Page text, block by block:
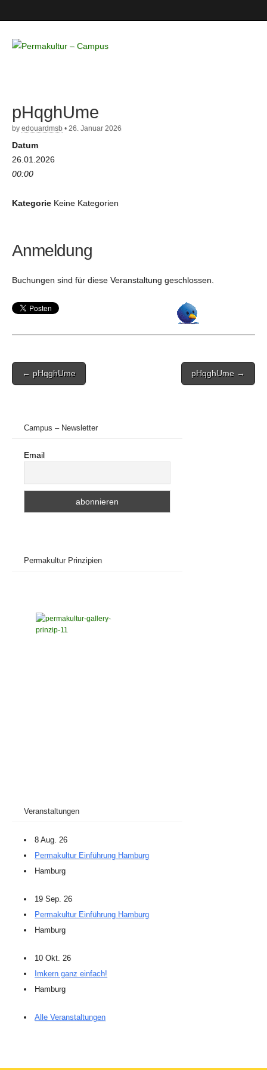
– Campus
pHqghUme
by edouardmsb • 26. Januar 2026
Datum
26.01.2026
00:00
Kategorie Keine Kategorien
Anmeldung
Buchungen sind für diese Veranstaltung geschlossen.
Post
navigation
← pHqghUme pHqghUme →
Campus – Newsletter
Email
Permakultur Prinzipien
Veranstaltungen
8 Aug. 26
Permakultur Einführung Hamburg
Hamburg
19 Sep. 26
Permakultur Einführung Hamburg
Hamburg
10 Okt. 26
Imkern ganz einfach!
Hamburg
Alle Veranstaltungen